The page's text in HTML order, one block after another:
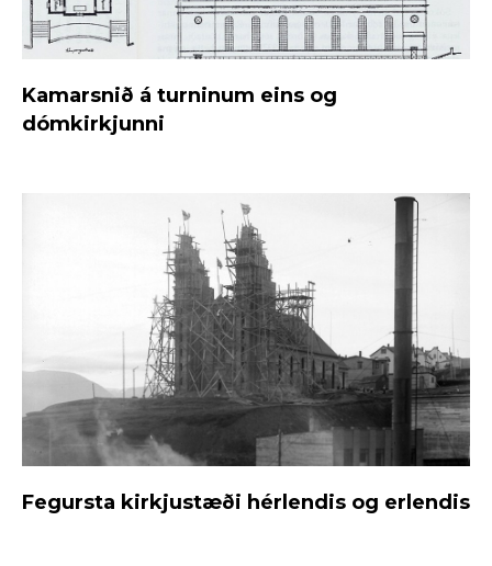
Kamarsnið á turninum eins og
dómkirkjunni
Fegursta kirkjustæði hérlendis og erlendis